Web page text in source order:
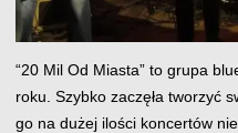
“20 Mil Od Miasta” to grupa
roku. Szybko zaczęła tworzyć
go na dużej ilości koncertów